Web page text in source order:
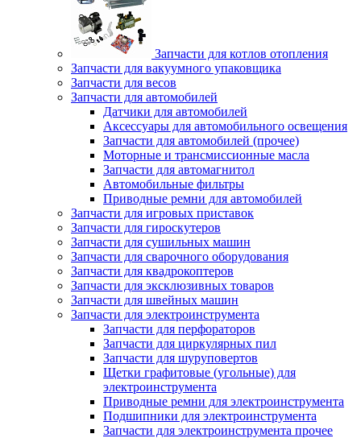
Запчасти для котлов отопления
Запчасти для вакуумного упаковщика
Запчасти для весов
Запчасти для автомобилей
Датчики для автомобилей
Аксессуары для автомобильного освещения
Запчасти для автомобилей (прочее)
Моторные и трансмиссионные масла
Запчасти для автомагнитол
Автомобильные фильтры
Приводные ремни для автомобилей
Запчасти для игровых приставок
Запчасти для гироскутеров
Запчасти для сушильных машин
Запчасти для сварочного оборудования
Запчасти для квадрокоптеров
Запчасти для эксклюзивных товаров
Запчасти для швейных машин
Запчасти для электроинструмента
Запчасти для перфораторов
Запчасти для циркулярных пил
Запчасти для шуруповертов
Щетки графитовые (угольные) для
электроинструмента
Приводные ремни для электроинструмента
Подшипники для электроинструмента
Запчасти для электроинструмента прочее